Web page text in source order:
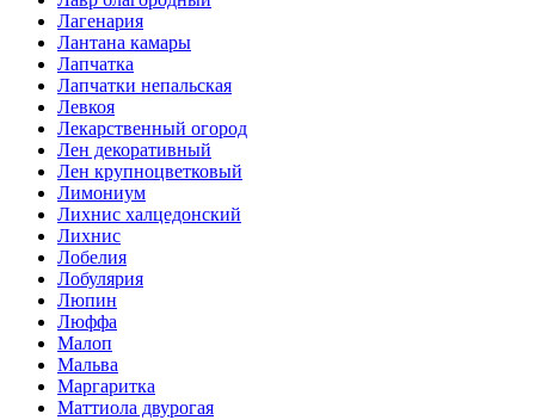
Лагенария
Лантана камары
Лапчатка
Лапчатки непальская
Левкоя
Лекарственный огород
Лен декоративный
Лен крупноцветковый
Лимониум
Лихнис халцедонский
Лихнис
Лобелия
Лобулярия
Люпин
Люффа
Малоп
Мальва
Маргаритка
Маттиола двурогая